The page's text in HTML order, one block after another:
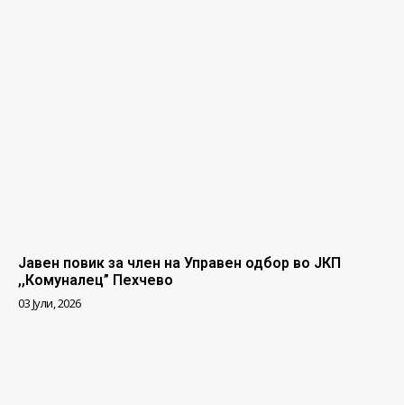
Јавен повик за член на Управен одбор во ЈКП
,,Комуналец” Пехчево
03 Јули, 2026